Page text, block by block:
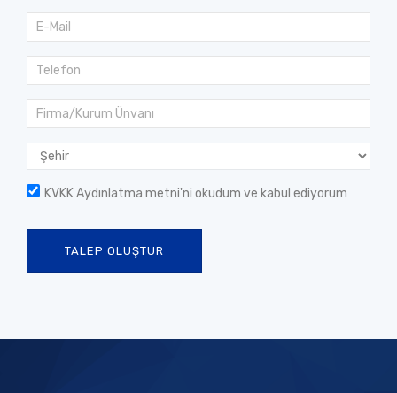
KVKK Aydınlatma metni'ni okudum ve kabul ediyorum
TALEP OLUŞTUR